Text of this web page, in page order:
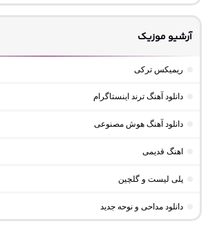
آرشیو موزیک
ریمیکس ترکی
دانلود آهنگ ترند اینستاگرام
دانلود آهنگ هوش مصنوعی
اهنگ قدیمی
پلی لیست و گلچین
دانلود مداحی و نوحه جدید